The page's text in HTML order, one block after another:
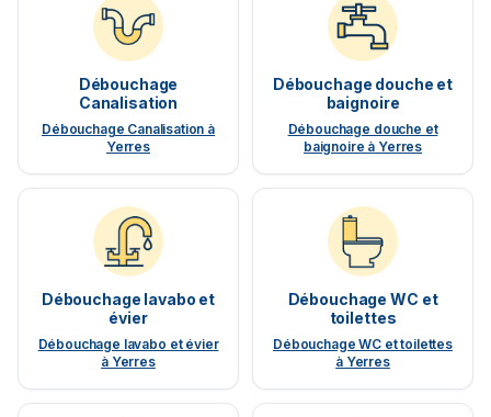
Débouchage
Canalisation
Débouchage Canalisation à
Yerres
Débouchage douche et
baignoire
Débouchage douche et
baignoire à Yerres
Débouchage lavabo et
évier
Débouchage lavabo et évier
à Yerres
Débouchage WC et
toilettes
Débouchage WC et toilettes
à Yerres